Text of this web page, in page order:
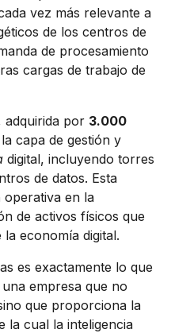
vez más relevante a
de los centros de
de procesamiento
cargas de trabajo de
adquirida por 3.000
capa de gestión y
digital, incluyendo torres
de datos. Esta
operativa en la
de activos físicos que
economía digital.
es exactamente lo que
empresa que no
que proporciona la
la cual la inteligencia